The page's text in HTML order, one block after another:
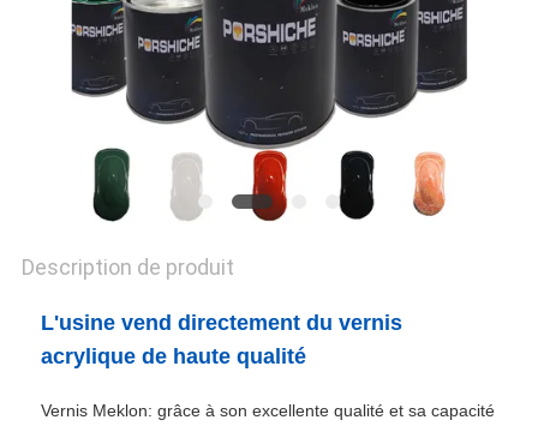
POLITIQUE
CONFIDENTIALITÉ
Description de produit
L'usine vend directement du vernis
acrylique de haute qualité
Vernis Meklon: grâce à son excellente qualité et sa capacité